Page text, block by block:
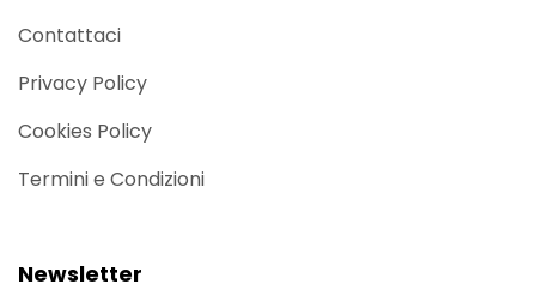
Contattaci
Privacy Policy
Cookies Policy
Termini e Condizioni
Newsletter